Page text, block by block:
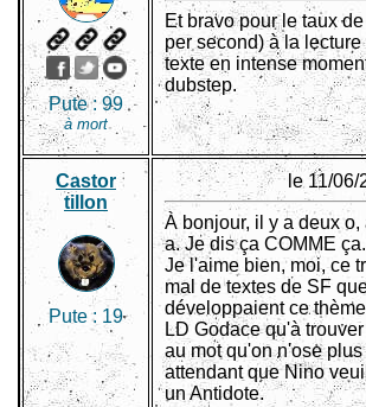
Pute : 99
à mort
Et bravo pour le taux
per second) à la
texte en intense
dubstep.
Castor
tillon
Pute : 19
le 11/
À bonjour, il y a deux
a. Je dis ça COMME ça.
Je l'aime bien, moi, ce
mal de textes de SF
développaient ce
LD Godace qu'à
au mot qu'on n'ose
attendant que Nino
un Antidote.